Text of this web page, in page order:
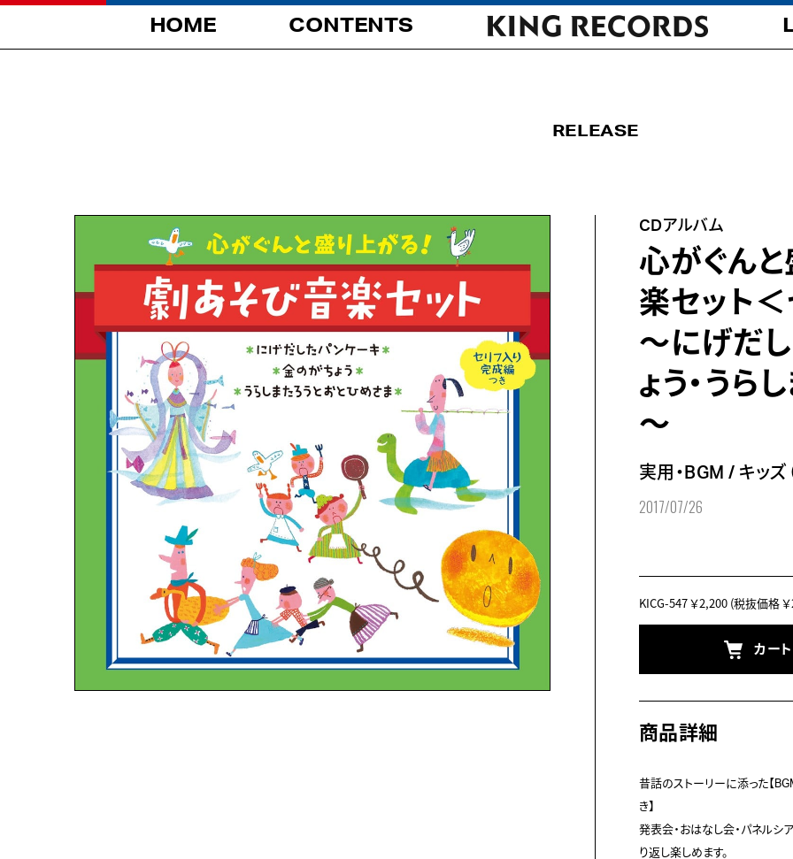
HOME CONTENTS
RELEASE
CDアルバム
心がぐん
楽セット
～にげだ
ょう・うら
～
実用・BGM / キッズ
2017/07/26
KICG-547￥2,200 (税抜価格
カー
商品詳細
昔話のストーリーに添った【
き】
発表会・おはなし会・パネルシ
り返し楽しめます。